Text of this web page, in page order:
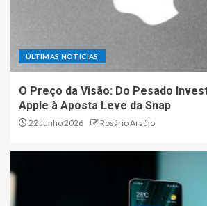
ÚLTIMAS NOTÍCIAS
O Preço da Visão: Do Pesado
Apple à Aposta Leve da Snap
22 Junho 2026 Rosário Araújo